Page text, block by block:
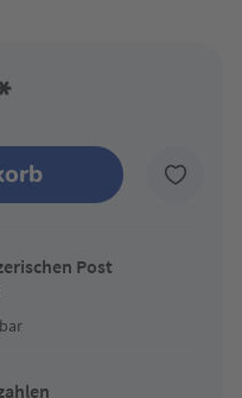
Post